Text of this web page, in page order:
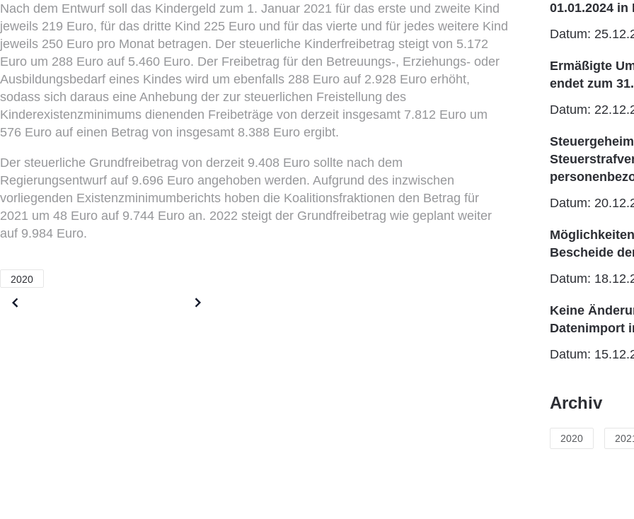
Nach dem Entwurf soll das Kindergeld zum 1. Januar 2021 für das erste und zweite Kind
jeweils 219 Euro, für das dritte Kind 225 Euro und für das vierte und für jedes weitere Kind
jeweils 250 Euro pro Monat betragen. Der steuerliche Kinderfreibetrag steigt von 5.172
Euro um 288 Euro auf 5.460 Euro. Der Freibetrag für den Betreuungs-, Erziehungs- oder
Ausbildungsbedarf eines Kindes wird um ebenfalls 288 Euro auf 2.928 Euro erhöht,
sodass sich daraus eine Anhebung der zur steuerlichen Freistellung des
Kinderexistenzminimums dienenden Freibeträge von derzeit insgesamt 7.812 Euro um
576 Euro auf einen Betrag von insgesamt 8.388 Euro ergibt.
Der steuerliche Grundfreibetrag von derzeit 9.408 Euro sollte nach dem
Regierungsentwurf auf 9.696 Euro angehoben werden. Aufgrund des inzwischen
vorliegenden Existenzminimumberichts hoben die Koalitionsfraktionen den Betrag für
2021 um 48 Euro auf 9.744 Euro an. 2022 steigt der Grundfreibetrag wie geplant weiter
auf 9.984 Euro.
2020
01.01.2024 in
Datum:
Ermäßigte
endet zum
Datum:
Datum:
Bescheide
Datum:
Keine
Datenimport
Datum:
Archiv
2020